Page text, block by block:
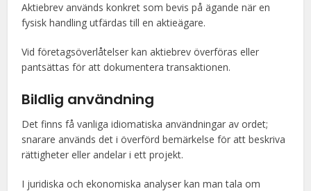
Aktiebrev används konkret som bevis på ägande när en
fysisk handling utfärdas till en aktieägare.
Vid företagsöverlåtelser kan aktiebrev överföras eller
pantsättas för att dokumentera transaktionen.
Bildlig användning
Det finns få vanliga idiomatiska användningar av ordet;
snarare används det i överförd bemärkelse för att beskriva
rättigheter eller andelar i ett projekt.
I juridiska och ekonomiska analyser kan man tala om